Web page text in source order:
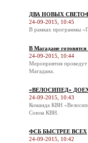
ДВА НОВЫХ
24-09-2015, 10:45
В рамках программы
В Магадане
24-09-2015, 10:44
Мероприятия
Магадана.
«ВЕЛОСИПЕД»
24-09-2015, 10:43
Команда КВН
Союза КВН.
ФСБ БЫСТРЕЕ ВСЕХ
24-09-2015, 10:42